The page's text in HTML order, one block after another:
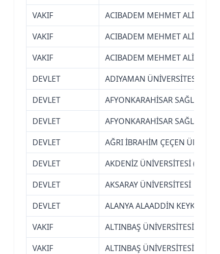
VAKIF
ACIBADEM MEHMET ALİ
VAKIF
ACIBADEM MEHMET ALİ
VAKIF
ACIBADEM MEHMET ALİ
DEVLET
ADIYAMAN ÜNİVERSİTESİ
DEVLET
AFYONKARAHİSAR SAĞLIK
DEVLET
AFYONKARAHİSAR SAĞLIK
DEVLET
AĞRI İBRAHİM ÇEÇEN
DEVLET
AKDENİZ ÜNİVERSİTESİ
DEVLET
AKSARAY ÜNİVERSİTESİ
DEVLET
ALANYA ALAADDİN KEYKUBAT
VAKIF
ALTINBAŞ ÜNİVERSİTESİ
VAKIF
ALTINBAŞ ÜNİVERSİTESİ